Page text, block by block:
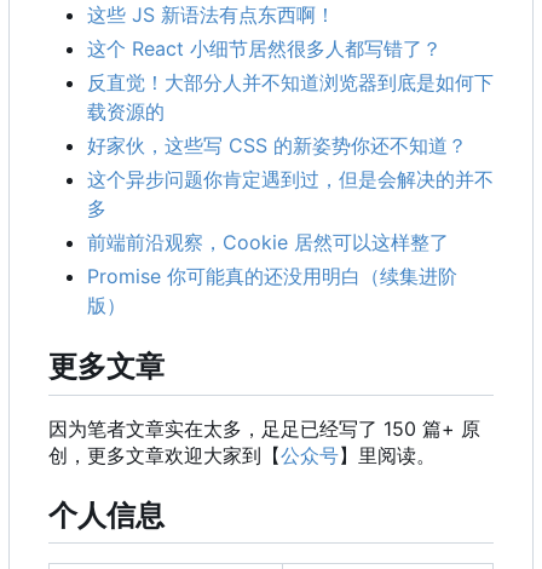
这些 JS 新语法有点东西啊！
这个 React 小细节居然很多人都写错了？
反直觉！大部分人并不知道浏览器到底是如何下
载资源的
好家伙，这些写 CSS 的新姿势你还不知道？
这个异步问题你肯定遇到过，但是会解决的并不
多
前端前沿观察 ， Cookie 居然可以这样整了
Promise 你可能真的还没用明白（续集进阶
版）
更多文章
因为笔者文章实在太多，足足已经写了 150 篇+ 原
创，更多文章欢迎大家到【公众号】里阅读。
个人信息